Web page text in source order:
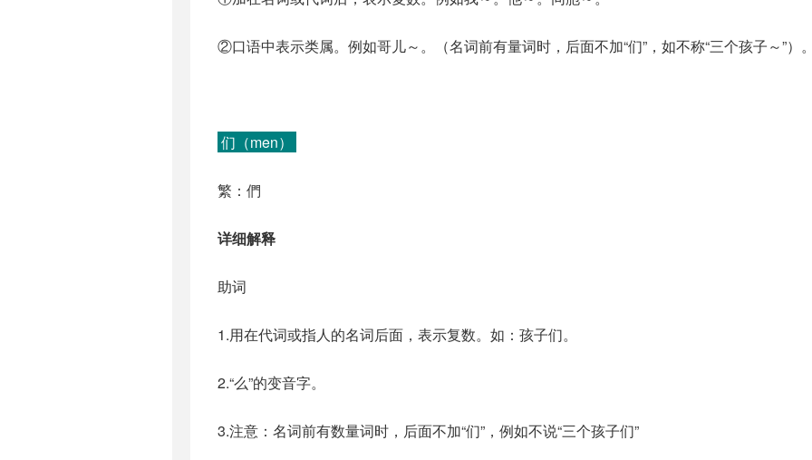
②口语中表示类属。例如哥儿～。（名词前有量词时，后面不加“们”，如不称“三个孩子～”）
们（men）
繁：們
详细解释
助词
1.用在代词或指人的名词后面，表示复数。如：孩子们。
2.“么”的变音字。
3.注意：名词前有数量词时，后面不加“们”，例如不说“三个孩子们”